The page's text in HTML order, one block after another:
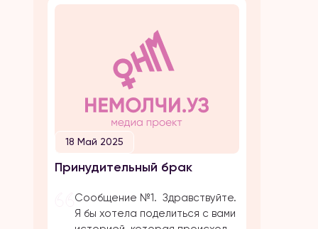
Было очень много плохих
событий, когда меня сильно
избивал папа. Даже не знаю с
чего начать. Самое страшное
и обидное, они абсолютно все
свои действия прикрывают
религией. Мол, это для нашего
блага. Однако, этого блага
совершенно нет […]
18 Май 2025
Принудительный брак
Сообщение №1. Здравствуйте.
Я бы хотела поделиться с вами